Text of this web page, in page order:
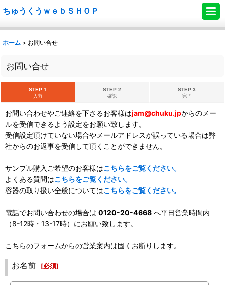
ちゅうくうｗｅｂＳＨＯＰ
ホーム > お問い合せ
お問い合せ
STEP 1
入力
STEP 2
確認
STEP 3
完了
お問い合わせやご連絡を下さるお客様はjam@chuku.jpからのメー
ルを受信できるよう設定をお願い致します。
受信設定頂けていない場合やメールアドレスが誤っている場合は弊
社からのお返事を受信して頂くことができません。
サンプル購入ご希望のお客様はこちらをご覧ください。
よくある質問はこちらをご覧ください。
容器の取り扱い全般についてはこちらをご覧ください。
電話でお問い合わせの場合は 0120-20-4668 へ平日営業時間内
（8-12時・13-17時）にお願い致します。
こちらのフォームからの営業案内は固くお断りします。
お名前 [必須]